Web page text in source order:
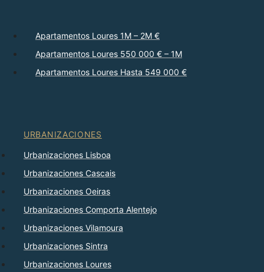
Apartamentos Loures 1M – 2M €
Apartamentos Loures 550 000 € – 1M
Apartamentos Loures Hasta 549 000 €
URBANIZACIONES
Urbanizaciones Lisboa
Urbanizaciones Cascais
Urbanizaciones Oeiras
Urbanizaciones Comporta Alentejo
Urbanizaciones Vilamoura
Urbanizaciones Sintra
Urbanizaciones Loures